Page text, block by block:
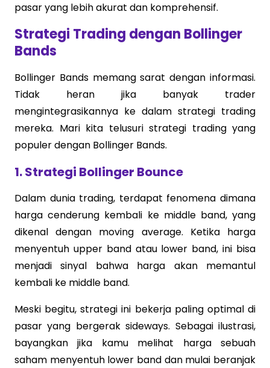
pasar yang lebih akurat dan komprehensif.
Strategi Trading dengan Bollinger
Bands
Bollinger Bands memang sarat dengan informasi.
Tidak heran jika banyak trader
mengintegrasikannya ke dalam strategi trading
mereka. Mari kita telusuri strategi trading yang
populer dengan Bollinger Bands.
1. Strategi Bollinger Bounce
Dalam dunia trading, terdapat fenomena dimana
harga cenderung kembali ke middle band, yang
dikenal dengan moving average. Ketika harga
menyentuh upper band atau lower band, ini bisa
menjadi sinyal bahwa harga akan memantul
kembali ke middle band.
Meski begitu, strategi ini bekerja paling optimal di
pasar yang bergerak sideways. Sebagai ilustrasi,
bayangkan jika kamu melihat harga sebuah
saham menyentuh lower band dan mulai beranjak